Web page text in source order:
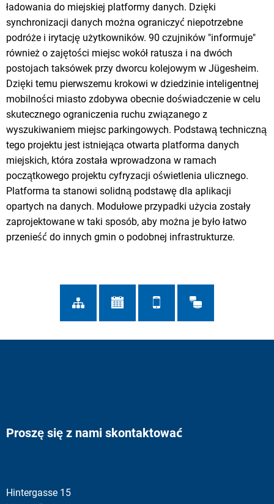
ładowania do miejskiej platformy danych. Dzięki
synchronizacji danych można ograniczyć niepotrzebne
podróże i irytację użytkowników. 90 czujników "informuje"
również o zajętości miejsc wokół ratusza i na dwóch
postojach taksówek przy dworcu kolejowym w Jügesheim.
Dzięki temu pierwszemu krokowi w dziedzinie inteligentnej
mobilności miasto zdobywa obecnie doświadczenie w celu
skutecznego ograniczenia ruchu związanego z
wyszukiwaniem miejsc parkingowych. Podstawą techniczną
tego projektu jest istniejąca otwarta platforma danych
miejskich, która została wprowadzona w ramach
początkowego projektu cyfryzacji oświetlenia ulicznego.
Platforma ta stanowi solidną podstawę dla aplikacji
opartych na danych. Modułowe przypadki użycia zostały
zaprojektowane w taki sposób, aby można je było łatwo
przenieść do innych gmin o podobnej infrastrukturze.
Proszę się z nami skontaktować
Hintergasse 15